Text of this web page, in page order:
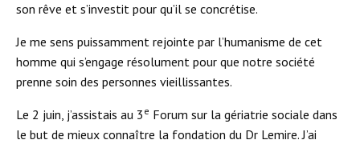
son rêve et s’investit pour qu’il se concrétise.
Je me sens puissamment rejointe par l’humanisme de cet
homme qui s’engage résolument pour que notre société
prenne soin des personnes vieillissantes.
Le 2 juin, j’assistais au 3 e Forum sur la gériatrie sociale dans
le but de mieux connaître la fondation du Dr Lemire. J’ai